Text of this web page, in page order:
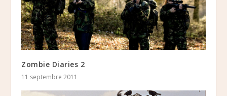
Zombie Diaries 2
11 septembre 2011